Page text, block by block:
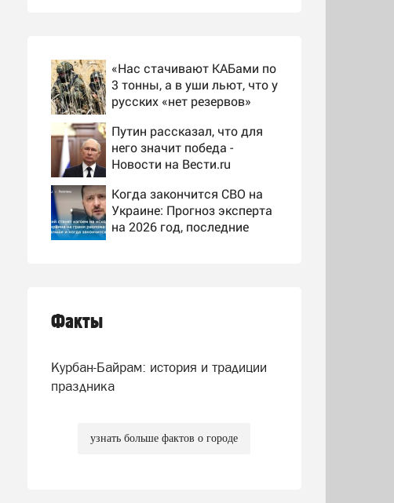
«Нас стачивают КАБами по
3 тонны, а в уши льют, что у
русских «нет резервов»
Путин рассказал, что для
него значит победа -
Новости на Вести.ru
Когда закончится СВО на
Украине: Прогноз эксперта
на 2026 год, последние
Факты
Курбан-Байрам: история и традиции
праздника
узнать больше фактов о городе